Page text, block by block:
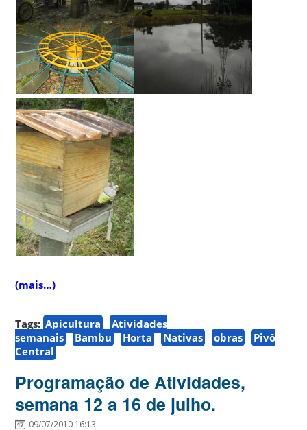
(mais…)
Tags: Apicultura
Atividades
semanais
Bambu Horta Nativas obras
Pivô
Central
Programação de Atividades,
semana 12 a 16 de julho.
09/07/2010 16:13